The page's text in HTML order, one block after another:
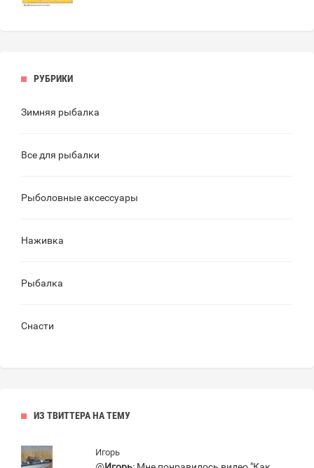
РУБРИКИ
Зимняя рыбалка
Все для рыбалки
Рыболовные аксессуары
Наживка
Рыбалка
Снасти
ИЗ ТВИТТЕРА НА ТЕМУ
Игорь